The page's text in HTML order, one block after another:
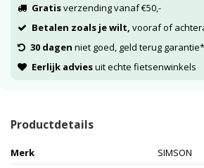
Gratisverzending vanaf €50,-
Betalen zoals je wilt, vooraf of
30 dagen niet goed, geld terug garantie*
Eerlijk adviesuit echte fietsenwinkels
Productdetails
Merk
SIMSON